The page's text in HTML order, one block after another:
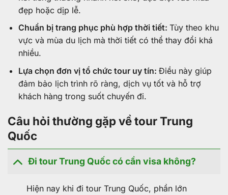
đẹp hoặc dịp lễ.
Chuẩn bị trang phục phù hợp thời tiết: Tùy theo khu
vực và mùa du lịch mà thời tiết có thể thay đổi khá
nhiều.
Lựa chọn đơn vị tổ chức tour uy tín: Điều này giúp
đảm bảo lịch trình rõ ràng, dịch vụ tốt và hỗ trợ
khách hàng trong suốt chuyến đi.
Câu hỏi thường gặp về tour Trung
Quốc
Đi tour Trung Quốc có cần visa không?
Hiện nay khi đi tour Trung Quốc, phần lớn